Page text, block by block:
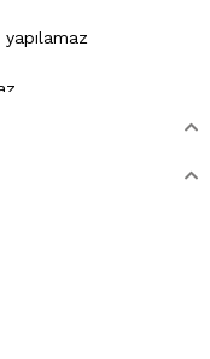
verilmez